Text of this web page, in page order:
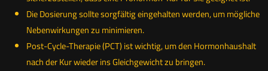
Die Dosierung sollte sorgfältig eingehalten werden, um mögliche
Nebenwirkungen zu minimieren.
Post-Cycle-Therapie (PCT) ist wichtig, um den Hormonhaushalt
nach der Kur wieder ins Gleichgewicht zu bringen.